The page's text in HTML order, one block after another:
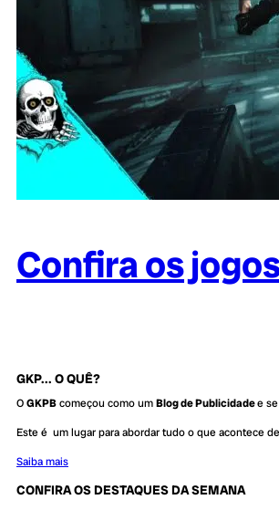
Confira os
GKP... O QUÊ?
OGKPBcomeçou como umBlog de Publicidadee
Este é um lugar para abordar tudo o que acontece
Saiba mais
CONFIRA OS DESTAQUES DA SEMANA